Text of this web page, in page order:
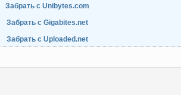
Забрать с Unibytes.com
Забрать с Gigabites.net
Забрать с Uploaded.net